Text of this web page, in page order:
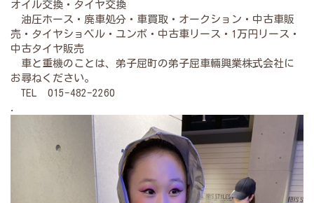
オイル交換・タイヤ交換
油圧ホース・廃車処分・車買取・オークション・中古車販
売・タイヤショベル・ユンボ・中古車リース・1万円リース・
中古タイヤ販売
車と重機のことは、弟子屈町の弟子屈車輛興業株式会社に
お尋ねください。
TEL 015-482-2260
.